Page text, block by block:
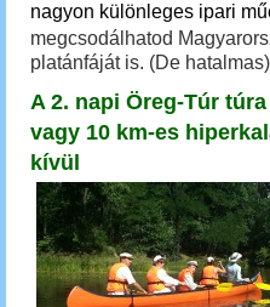
nagyon különleges ipari
megcsodálhatod
platánfáját is. (De
A 2. napi Öreg-Túr
vagy 10 km-es
kívül